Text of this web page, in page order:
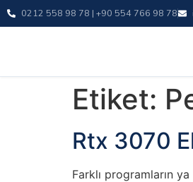
0212 558 98 78 | +90 554 766 98 78
Etiket:
Rtx 3070
Farklı programların